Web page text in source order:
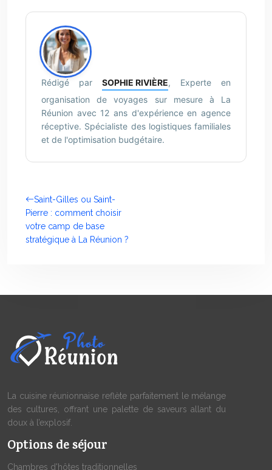
Rédigé par SOPHIE RIVIÈRE, Experte en
organisation de voyages sur mesure à La
Réunion avec 12 ans d'expérience en agence
réceptive. Spécialiste des logistiques familiales
et de l'optimisation budgétaire.
Saint-Gilles ou Saint-
Pierre : comment choisir
votre camp de base
stratégique à La Réunion ?
La cuisine réunionnaise reflète parfaitement le mélange
des cultures, offrant une palette de saveurs allant du
doux à l’explosif.
Options de séjour
Chambres d'hôtes traditionnelles